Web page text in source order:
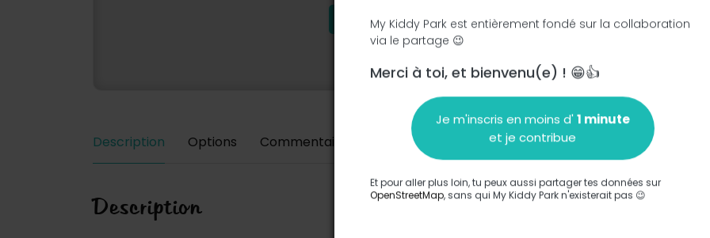
J'ajoute une description J'ajoute les équipements
Description Options Commentaires Ajouter un commentaire
Description
My Kiddy Park est entièrement fondé sur la collaboration
via le partage 😉
Merci à toi, et bienvenu(e) ! 😁👍
Je m'inscris en moins d'1 minute
et je contribue
Et pour aller plus loin, tu peux aussi partager tes données sur
OpenStreetMap, sans qui My Kiddy Park n'existerait pas 😉